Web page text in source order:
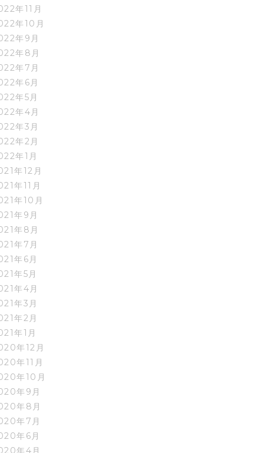
年11月
年10月
年9月
年8月
年7月
年6月
年5月
年4月
年3月
年2月
年1月
年12月
年11月
年10月
年9月
年8月
年7月
年6月
年5月
年4月
年3月
年2月
年1月
年12月
年11月
年10月
年9月
年8月
年7月
年6月
年4月